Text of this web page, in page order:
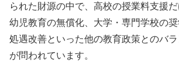
られた財源の中で、高校の授業料支援だ
幼児教育の無償化、大学・専門学校の
処遇改善といった他の教育政策とのバ
が問われています。